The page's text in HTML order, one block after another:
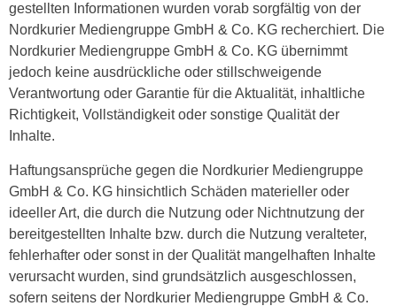
gestellten Informationen wurden vorab sorgfältig von der
Nordkurier Mediengruppe GmbH & Co. KG recherchiert. Die
Nordkurier Mediengruppe GmbH & Co. KG übernimmt
jedoch keine ausdrückliche oder stillschweigende
Verantwortung oder Garantie für die Aktualität, inhaltliche
Richtigkeit, Vollständigkeit oder sonstige Qualität der
Inhalte.
Haftungsansprüche gegen die Nordkurier Mediengruppe
GmbH & Co. KG hinsichtlich Schäden materieller oder
ideeller Art, die durch die Nutzung oder Nichtnutzung der
bereitgestellten Inhalte bzw. durch die Nutzung veralteter,
fehlerhafter oder sonst in der Qualität mangelhaften Inhalte
verursacht wurden, sind grundsätzlich ausgeschlossen,
sofern seitens der Nordkurier Mediengruppe GmbH & Co.